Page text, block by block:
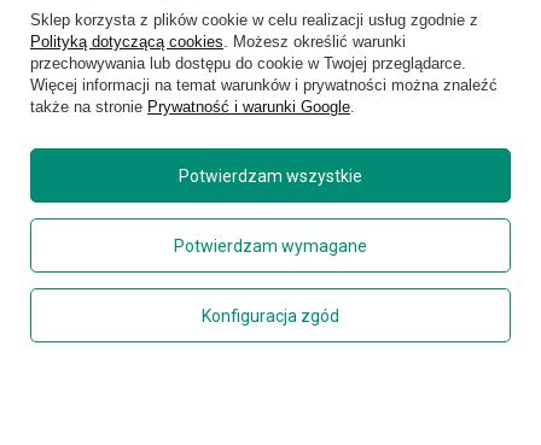
Dodaj do koszyka
Jeep
Knirps
LEGO
Muitomas
National Geographic
Volkswagen
XD Design
Zojirushi
FLYNKA
VANS
Sklep korzysta z plików cookie w celu realizacji usług zgodnie z
Polityką dotyczącą cookies. Możesz określić warunki
przechowywania lub dostępu do cookie w Twojej przeglądarce.
Więcej informacji na temat warunków i prywatności można znaleźć
także na stronie Prywatność i warunki Google.
Potwierdzam wymagane
Konfiguracja zgód
Potwierdzam wszystkie